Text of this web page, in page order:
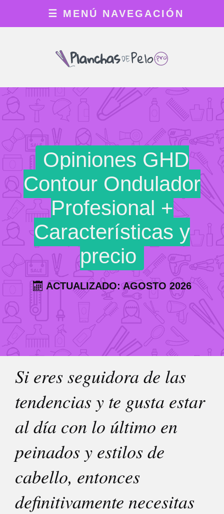
Opiniones GHD
Contour Ondulador
Profesional +
Características y
precio
ACTUALIZADO: AGOSTO 2026
Si eres seguidora de las
tendencias y te gusta estar
al día con lo último en
peinados y estilos de
cabello, entonces
definitivamente necesitas
☰ MENÚ NAVEGACIÓN